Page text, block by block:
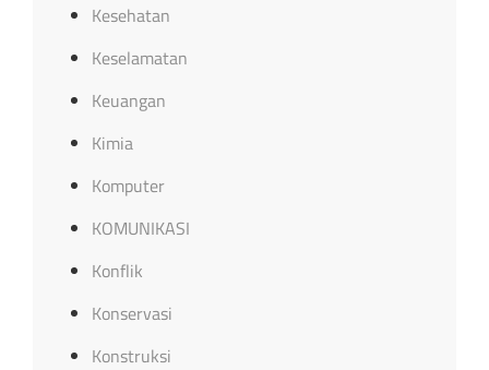
Kesehatan
Keselamatan
Keuangan
Kimia
Komputer
KOMUNIKASI
Konflik
Konservasi
Konstruksi